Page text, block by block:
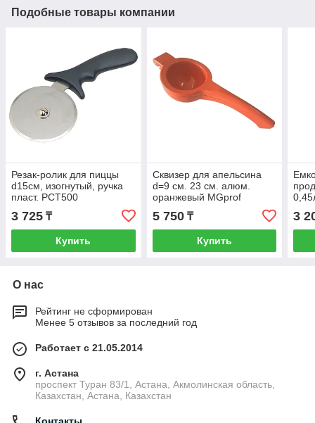
Подобные товары компании
Резак-ролик для пиццы
d15см, изогнутый, ручка
пласт. PCT500
3 725 ₸
Купить
Сквизер для апельсина
d=9 см. 23 см. алюм.
оранжевый MGprof
/1/12/48/
5 750₸
Купить
3
О нас
Рейтинг не сформирован
Менее 5 отзывов за последний год
Работает с 21.05.2014
г. Астана
проспект Туран 83/1, Астана, Акмолинская область,
Казахстан, Астана, Казахстан